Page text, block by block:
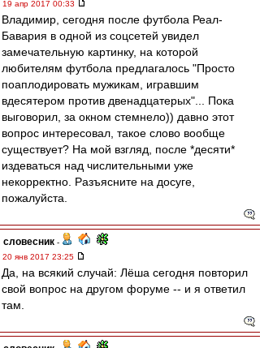
19 апр 2017 00:33
Владимир, сегодня после футбола Реал-
Бавария в одной из соцсетей увидел
замечательную картинку, на которой
любителям футбола предлагалось "Просто
поаплодировать мужикам, игравшим
вдесятером против двенадцатерых"... Пока
выговорил, за окном стемнело)) давно этот
вопрос интересовал, такое слово вообще
существует? На мой взгляд, после *десяти*
издеваться над числительными уже
некорректно. Разъясните на досуге,
пожалуйста.
словесник -
20 янв 2017 23:25
Да, на всякий случай: Лёша сегодня повторил
свой вопрос на другом форуме -- и я ответил
там.